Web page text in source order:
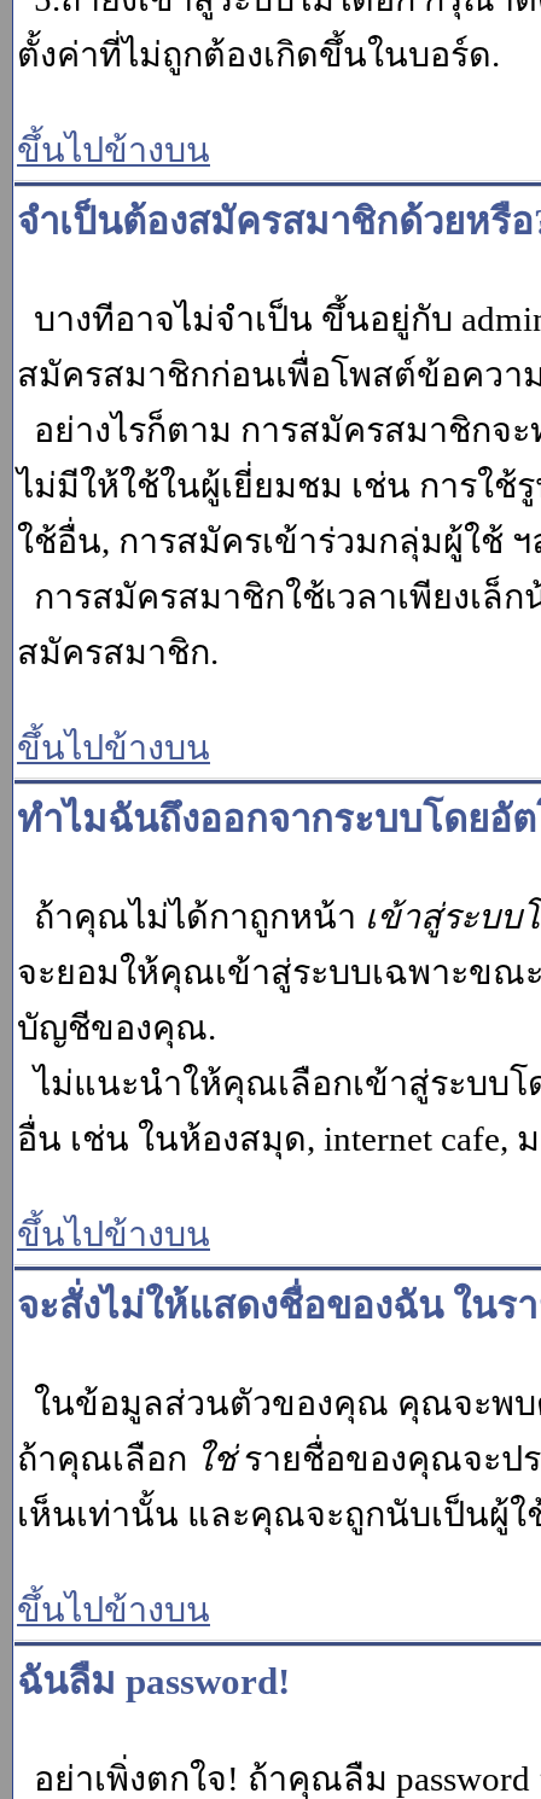
ตั้งค่าที่ไม่ถูกต้องเกิดขึ้นในบอร์ด.
ขึ้นไปข้างบน
จำเป็นต้องสมัครสมาชิกด้วยหรือ
บางทีอาจไม่จำเป็น ขึ้นอยู่กับ
สมัครสมาชิกก่อนเพื่อโพสต์ข้อควา
อย่างไรก็ตาม การสมัครสมาชิก
ไม่มีให้ใช้ในผู้เยี่ยมชม เช่น การใช้
ใช้อื่น, การสมัครเข้าร่วมกลุ่มผู้ใช้ ฯ
การสมัครสมาชิกใช้เวลาเพียงเ
สมัครสมาชิก.
ขึ้นไปข้างบน
ทำไมฉันถึงออกจากระบบโดยอั
ถ้าคุณไม่ได้กาถูกหน้า เข้าสู่ระบ
จะยอมให้คุณเข้าสู่ระบบเฉพาะขณ
บัญชีของคุณ.
ไม่แนะนำให้คุณเลือกเข้าสู่ระบบ
อื่น เช่น ในห้องสมุด, internet cafe,
ขึ้นไปข้างบน
จะสั่งไม่ให้แสดงชื่อของฉัน ในร
ในข้อมูลส่วนตัวของคุณ คุณจะพบ
ถ้าคุณเลือก ใช่รายชื่อของคุณจะปร
เห็นเท่านั้น และคุณจะถูกนับเป็นผู้
ขึ้นไปข้างบน
ฉันลืม password!
อย่าเพิ่งตกใจ! ถ้าคุณลืม